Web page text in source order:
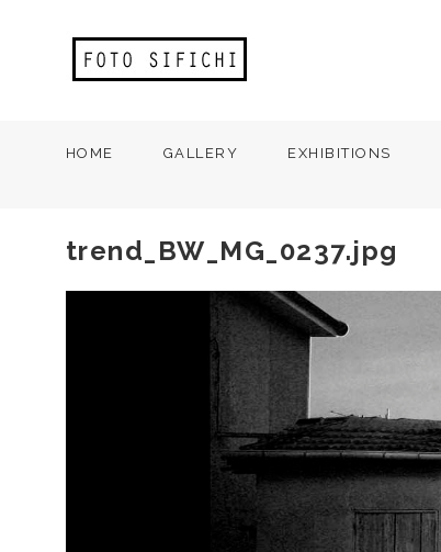
HOME GALLERY EXHIBITIONS
trend_BW_MG_0237.jpg